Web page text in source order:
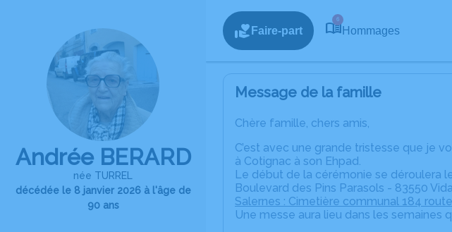
Andrée BERARD
née TURREL
décédée le 8 janvier 2026 à l'âge de
90 ans
Faire-part
6
Hommages
Message de la famille
Chère famille, chers amis,
C’est avec une grande tristesse que je
à Cotignac à son Ehpad.
Le début de la cérémonie se déroulera
Boulevard des Pins Parasols - 83550
Salernes : Cimetière communal 184
Une messe aura lieu dans les semaines